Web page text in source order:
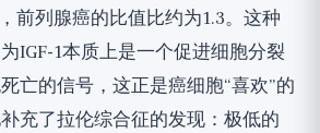
前列腺癌的比值比约为1.3。这种
IGF-1本质上是一个促进细胞分裂
亡的信号，这正是癌细胞“喜欢”的
充了拉伦综合征的发现：极低的